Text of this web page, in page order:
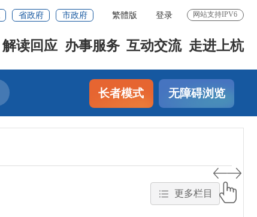
省政府 市政府 繁體版 登录 网站支持IPV6
解读回应 办事服务 互动交流 走进上杭
长者模式 无障碍浏览
更多栏目